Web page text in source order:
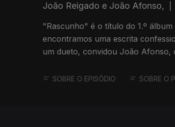
João Reigado e João Afonso,
"Rascunho" é o título do 1.º
encontramos uma escrita
um dueto, convidou João Afonso,
SOBRE O EPISÓDIO SOBRE O